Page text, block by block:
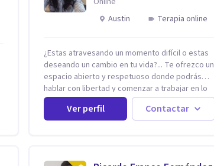
Austin
Terapia online
¿Estas atravesando un momento difícil o estas
deseando un cambio en tu vida?... Te ofrezco un
espacio abierto y respetuoso donde podrás
hablar con libertad y comenzar a trabajar en lo
que hoy te preocupa. Me especializo en
Trastornos de Ansiedad y a lo largo de mi
experiencia profesional he acompañado a
Autoestima, Gestión de la Ira, Depresión, Retos
Ver perfil Contactar